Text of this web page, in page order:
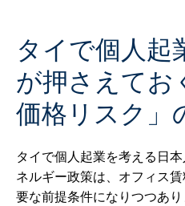
タイで個人起
が押さえてお
価格リスク」
タイで個人起業を考える日
ネルギー政策は、オフィス
要な前提条件になりつつあり